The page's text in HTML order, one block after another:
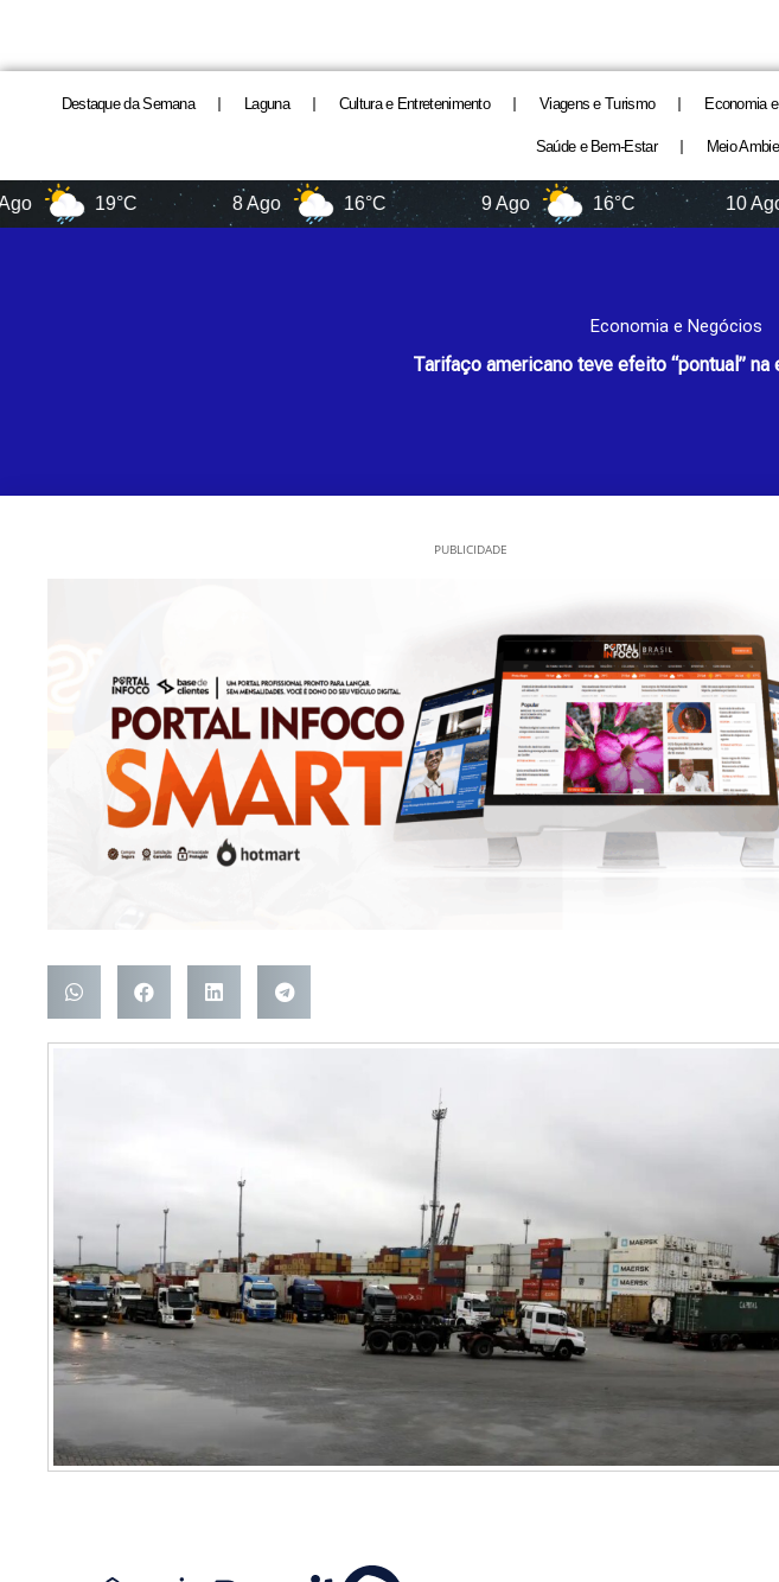
Destaque da Semana Laguna Cultura e Entretenimento Viagens e Turismo Economia
Saúde e Bem-Estar Meio
19°C 8 Ago 16°C 9 Ago 16°C 10 Ago
Economia e Negócios
Tarifaço americano teve efeito “pontual”
PUBLICIDADE